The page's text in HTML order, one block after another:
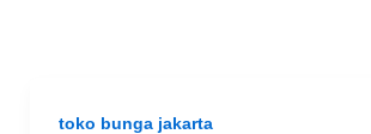
toko bunga jakarta